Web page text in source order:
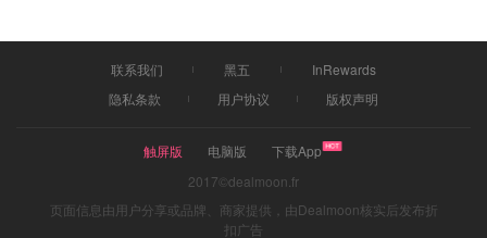
联系我们 黑五
InRewards
隐私条款
用户协议 版权声明
触屏版 电脑版
下载App
2017©dealmoon.fr
页面信息由用户分享或品牌、商家提供，由Dealmoon核实后发布折
扣广告